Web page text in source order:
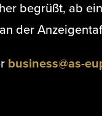
begrüßt, ab
der
business@as-